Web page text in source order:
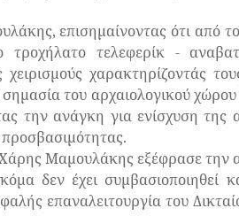
επισημαίνοντας ότι από
τροχήλατο τελεφερίκ -
χειρισμούς χαρακτηρίζοντάς
του αρχαιολογικού
την ανάγκη για ενίσχυση της
Μαμουλάκης εξέφρασε την
δεν έχει συμβασιοποιηθεί
επαναλειτουργία του